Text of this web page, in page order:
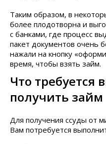
Таким образом, в
более плодотворна и
с банками, где процесс
пакет документов очень
нажали на кнопку
время, чтобы взять займ.
Что требуется
получить займ
Для получения ссуды от
Вам потребуется